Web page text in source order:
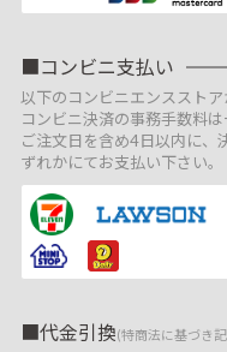
コンビニ支払い
以下のコンビニエンスストア
コンビニ決済の事務手数料
ご注文日を含め4日以内に、
ずれかにてお支払い下さい。
代金引換(特商法に基づき